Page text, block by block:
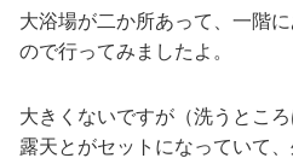
大浴場が二か所あって、一階
ので行ってみましたよ。
大きくないですが（洗うとこ
露天とがセットになっていて